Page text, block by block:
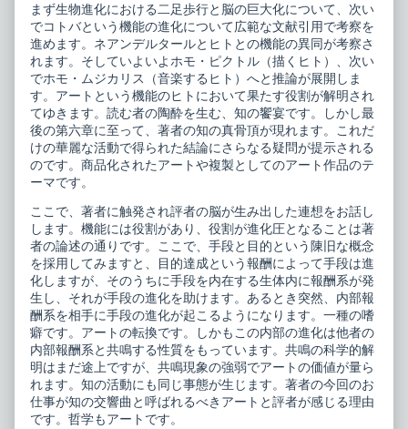
まず生物進化における二足歩行と脳の巨大化について、次い
でコトバという機能の進化について広範な文献引用で考察を
進めます。ネアンデルタールとヒトとの機能の異同が考察さ
れます。そしていよいよホモ・ピクトル（描くヒト）、次い
でホモ・ムジカリス（音楽するヒト）へと推論が展開しま
す。アートという機能のヒトにおいて果たす役割が解明され
てゆきます。読む者の陶酔を生む、知の饗宴です。しかし最
後の第六章に至って、著者の知の真骨頂が現れます。これだ
けの華麗な活動で得られた結論にさらなる疑問が提示される
のです。商品化されたアートや複製としてのアート作品のテ
ーマです。
ここで、著者に触発され評者の脳が生み出した連想をお話し
します。機能には役割があり、役割が進化圧となることは著
者の論述の通りです。ここで、手段と目的という陳旧な概念
を採用してみますと、目的達成という報酬によって手段は進
化しますが、そのうちに手段を内在する生体内に報酬系が発
生し、それが手段の進化を助けます。あるとき突然、内部報
酬系を相手に手段の進化が起こるようになります。一種の嗜
癖です。アートの転換です。しかもこの内部の進化は他者の
内部報酬系と共鳴する性質をもっています。共鳴の科学的解
明はまだ途上ですが、共鳴現象の強弱でアートの価値が量ら
れます。知の活動にも同じ事態が生じます。著者の今回のお
仕事が知の交響曲と呼ばれるべきアートと評者が感じる理由
です。哲学もアートです。